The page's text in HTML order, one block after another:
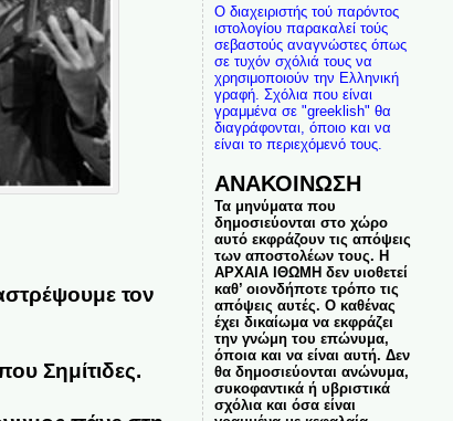
τον
Σημίτιδες.
Ο διαχειριστής τού παρόντος
ιστολογίου παρακαλεί τούς
σεβαστούς αναγνώστες όπως
σε τυχόν σχόλιά τους να
χρησιμοποιούν την Ελληνική
γραφή. Σχόλια που είναι
γραμμένα σε "greeklish" θα
διαγράφονται, όποιο και να
είναι το περιεχόμενό τους.
ΑΝΑΚΟΙΝΩΣΗ
Τα μηνύματα που
δημοσιεύονται στο χώρο
αυτό εκφράζουν τις απόψεις
των αποστολέων τους. Η
ΑΡΧΑΙΑ ΙΘΩΜΗ δεν υιοθετεί
καθ’ οιονδήποτε τρόπο τις
απόψεις αυτές. Ο καθένας
έχει δικαίωμα να εκφράζει
την γνώμη του επώνυμα,
όποια και να είναι αυτή. Δεν
θα δημοσιεύονται ανώνυμα,
συκοφαντικά ή υβριστικά
σχόλια και όσα είναι